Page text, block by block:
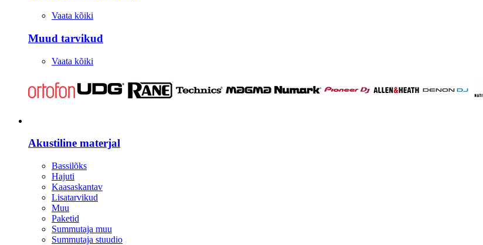
Vaata kõiki
Muud tarvikud
Vaata kõiki
Akustiline materjal
Bassilõks
Hajuti
Kaasaskantav
Lisatarvikud
Muu
Paketid
Summutaja muu
Summutaja stuudio